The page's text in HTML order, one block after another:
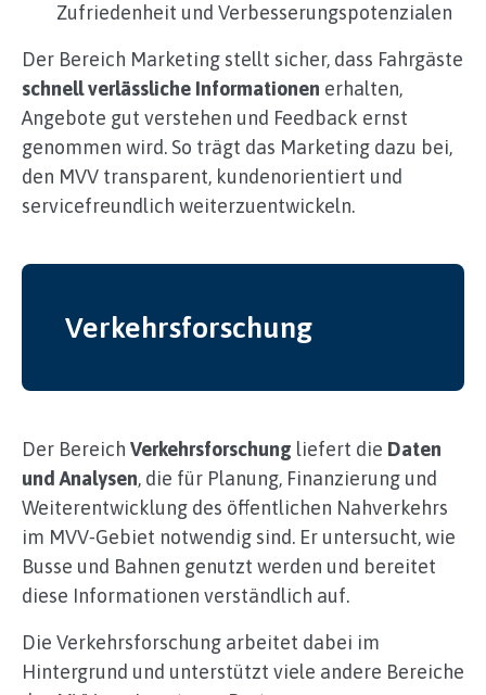
Zufriedenheit und Verbesserungspotenzialen
Der Bereich Marketing stellt sicher, dass Fahrgäste
schnell verlässliche Informationen erhalten,
Angebote gut verstehen und Feedback ernst
genommen wird. So trägt das Marketing dazu bei,
den MVV transparent, kundenorientiert und
servicefreundlich weiterzuentwickeln.
Verkehrsforschung
Der Bereich Verkehrsforschung liefert die Daten
und Analysen, die für Planung, Finanzierung und
Weiterentwicklung des öffentlichen Nahverkehrs
im MVV‑Gebiet notwendig sind. Er untersucht, wie
Busse und Bahnen genutzt werden und bereitet
diese Informationen verständlich auf.
Die Verkehrsforschung arbeitet dabei im
Hintergrund und unterstützt viele andere Bereiche